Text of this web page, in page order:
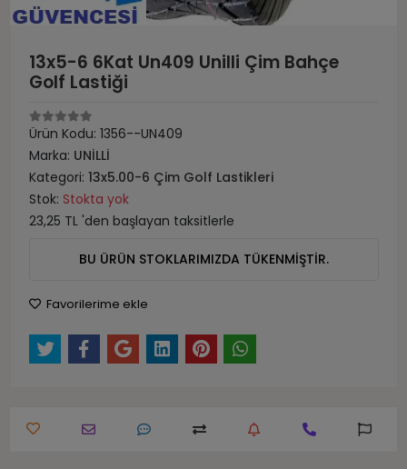
13x5-6 6Kat Un409 Unilli Çim Bahçe
Golf Lastiği
Ürün Kodu: 1356--UN409
Marka: UNİLLİ
Kategori: 13x5.00-6 Çim Golf Lastikleri
Stok: Stokta yok
23,25 TL 'den başlayan taksitlerle
BU ÜRÜN STOKLARIMIZDA TÜKENMİŞTİR.
Favorilerime ekle